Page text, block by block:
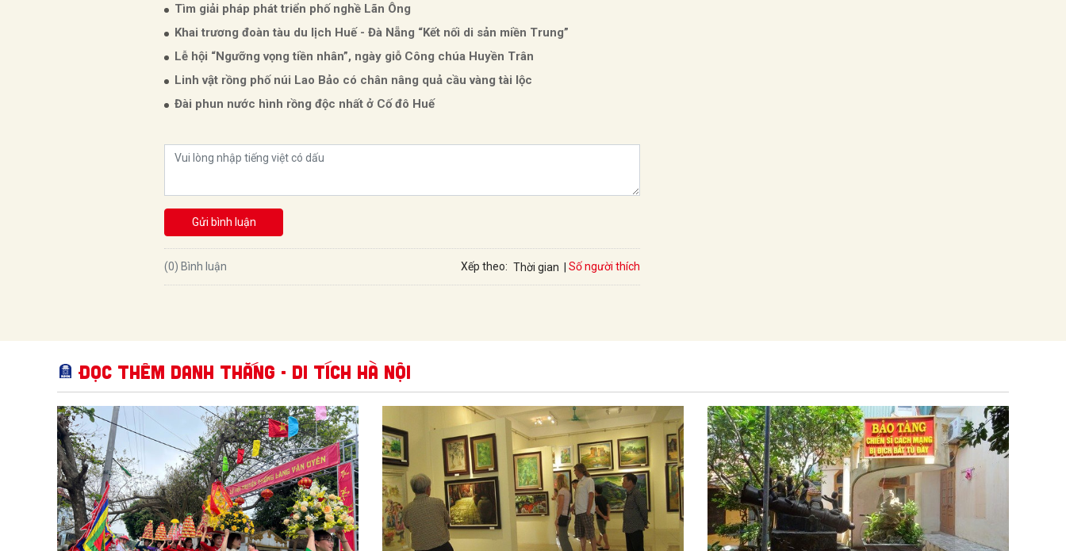
Tìm giải pháp phát triển phố nghề Lãn Ông
Khai trương đoàn tàu du lịch Huế - Đà Nẵng “Kết nối di sản miền Trung”
Lễ hội “Ngưỡng vọng tiền nhân”, ngày giỗ Công chúa Huyền Trân
Linh vật rồng phố núi Lao Bảo có chân nâng quả cầu vàng tài lộc
Đài phun nước hình rồng độc nhất ở Cố đô Huế
Gửi bình luận
(0) Bình luận Xếp theo: Thời gian Số người thích
Đọc thêm Danh thắng - Di tích Hà Nội